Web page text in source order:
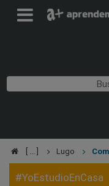
Lugo
#YoEstudioEnCasa